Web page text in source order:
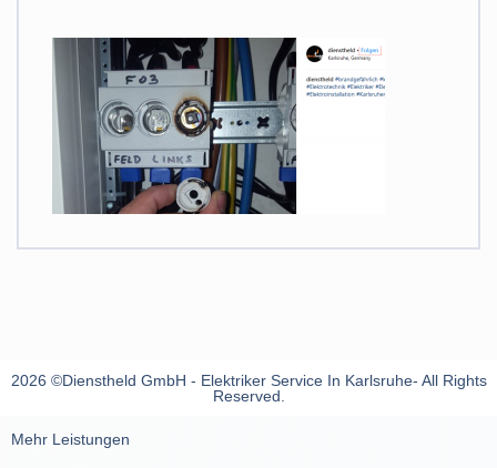
2026 ©Dienstheld GmbH - Elektriker Service In Karlsruhe- All Rights
Reserved.
Mehr Leistungen